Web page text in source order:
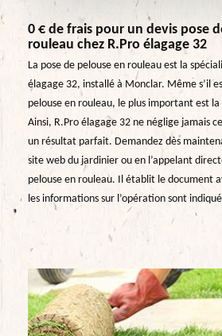
0 € de frais pour un devis pose
rouleau chez R.Pro élagage 32
La pose de pelouse en rouleau est la
élagage 32, installé à Monclar. Même s’il
pelouse en rouleau, le plus important est
Ainsi, R.Pro élagage 32 ne néglige jamais
un résultat parfait. Demandez dès
site web du jardinier ou en l’appelant
pelouse en rouleau. Il établit le document
les informations sur l’opération sont